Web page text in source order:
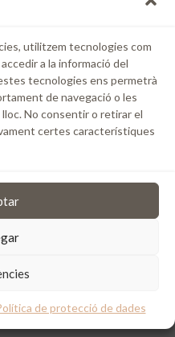
utilitzem tecnologies com
a la informació del
tecnologies ens permetrà
de navegació o les
No consentir o retirar el
certes característiques
de protecció de dades